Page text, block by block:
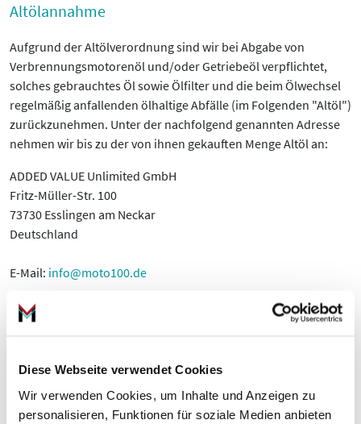
Diese Webseite verwendet Cookies
Wir verwenden Cookies, um Inhalte und Anzeigen zu
personalisieren, Funktionen für soziale Medien anbieten
Altölannahme
Aufgrund der Altölverordnung sind wir bei Abgabe von
Verbrennungsmotorenöl und/oder Getriebeöl verpflichtet,
solches gebrauchtes Öl sowie Ölfilter und die beim Ölwechsel
regelmäßig anfallenden ölhaltige Abfälle (im Folgenden "Altöl")
zurückzunehmen. Unter der nachfolgend genannten Adresse
nehmen wir bis zu der von ihnen gekauften Menge Altöl an:
ADDED VALUE Unlimited GmbH
Fritz-Müller-Str. 100
73730 Esslingen am Neckar
Deutschland
E-Mail: info@moto100.de
Mo-Fr 7:30-12:00 Uhr & 13:00 - 16:00 Uhr
Montag bis Freitag von 7:30 bis 12:00 Uhr & 13:00 bis 16:00 Uhr
abgeben.